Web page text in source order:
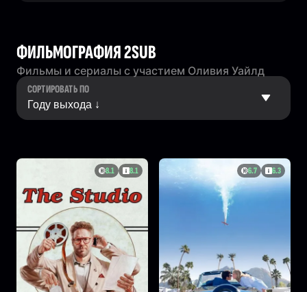
ФИЛЬМОГРАФИЯ 2SUB
Фильмы и сериалы с участием Оливия Уайлд
СОРТИРОВАТЬ ПО
8.1 8.1 6.7 6.3